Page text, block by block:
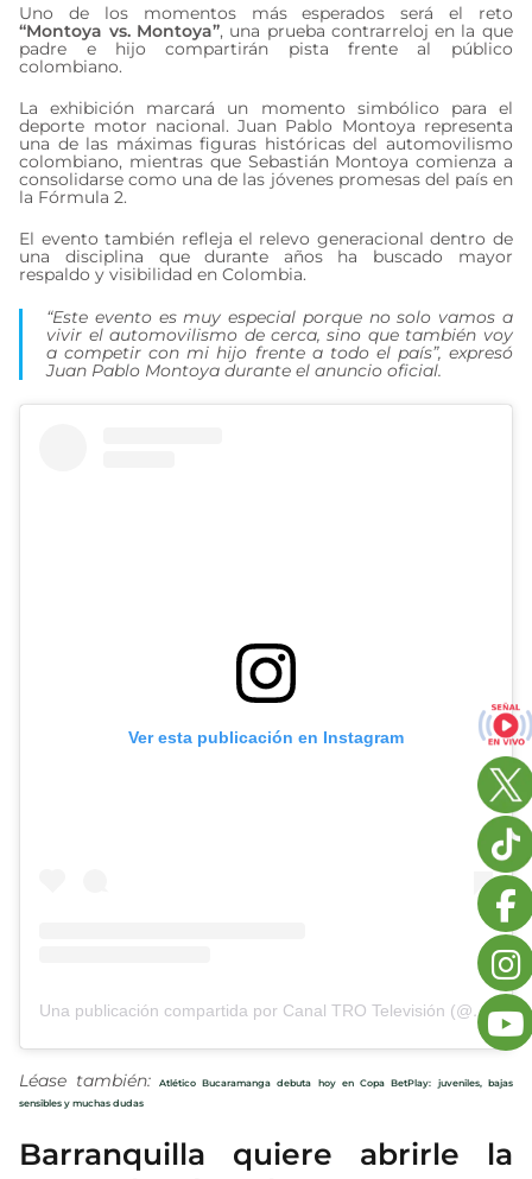
Uno de los momentos más esperados será el reto
“Montoya vs. Montoya”, una prueba contrarreloj en la que
padre e hijo compartirán pista frente al público
colombiano.
La exhibición marcará un momento simbólico para el
deporte motor nacional. Juan Pablo Montoya representa
una de las máximas figuras históricas del automovilismo
colombiano, mientras que Sebastián Montoya comienza a
consolidarse como una de las jóvenes promesas del país en
la Fórmula 2.
El evento también refleja el relevo generacional dentro de
una disciplina que durante años ha buscado mayor
respaldo y visibilidad en Colombia.
“Este evento es muy especial porque no solo vamos a
vivir el automovilismo de cerca, sino que también voy
a competir con mi hijo frente a todo el país”, expresó
Juan Pablo Montoya durante el anuncio oficial.
Ver esta publicación en Instagram
Una publicación compartida por Canal TRO Televisión (@canaltro)
Léase también:
Atlético Bucaramanga debuta hoy en Copa BetPlay: juveniles, bajas
sensibles y muchas dudas
Barranquilla quiere abrirle la